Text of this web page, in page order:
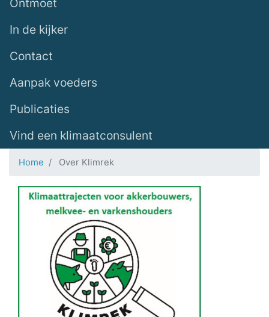
In de kijker
Contact
Aanpak voeders
Publicaties
Vind een klimaatconsulent
Home Over Klimrek